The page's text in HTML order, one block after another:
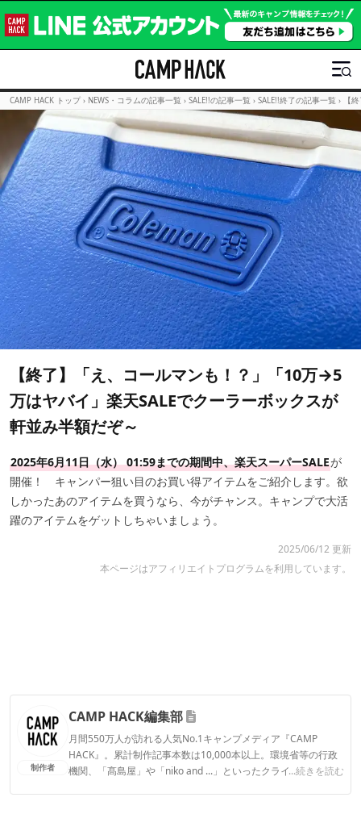
CAMP HACK トップ › NEWS・コラムの記事一覧 › SALE!!の記事一覧 › SALE!!終了の記事一覧 › 【
【終了】「え、コールマンも！？」「10万→5
万はヤバイ」楽天SALEでクーラーボックスが
軒並み半額だぞ～
2025年6月11日（水） 01:59までの期間中、楽天スーパーSALEが
開催！ キャンパー狙い目のお買い得アイテムをご紹介します。欲
しかったあのアイテムを買うなら、今がチャンス。キャンプで大活
躍のアイテムをゲットしちゃいましょう。
2025/06/12 更新
本ページはアフィリエイトプログラムを利用しています。
制作者
CAMP HACK編集部
月間550万人が訪れる人気No.1キャンプメディア『CAMP
HACK』。累計制作記事本数は10,000本以上。環境省等の行政
機関、「髙島屋」や「niko and ...」といったクライアントとの
...続きを読む